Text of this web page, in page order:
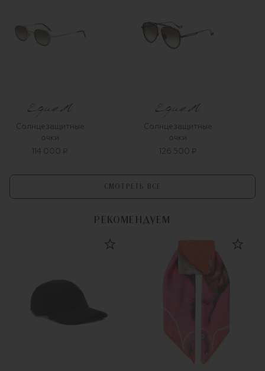
Солнцезащитные
очки
114 000 ₽
Солнцезащитные
очки
126 500 ₽
СМОТРЕТЬ ВСЕ
РЕКОМЕНДУЕМ